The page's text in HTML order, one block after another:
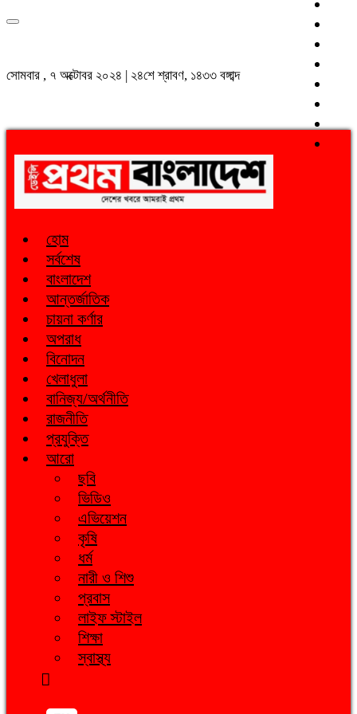
সোমবার , ৭ অক্টোবর ২০২৪ | ২৪শে শ্রাবণ, ১৪৩৩ বঙ্গাব্দ
হোম
সর্বশেষ
বাংলাদেশ
আন্তর্জাতিক
চায়না কর্ণার
অপরাধ
বিনোদন
খেলাধুলা
বানিজ্য/অর্থনীতি
রাজনীতি
প্রযুক্তি
আরো
ছবি
ভিডিও
এভিয়েশন
কৃষি
ধর্ম
নারী ও শিশু
প্রবাস
লাইফ স্টাইল
শিক্ষা
স্বাস্থ্য